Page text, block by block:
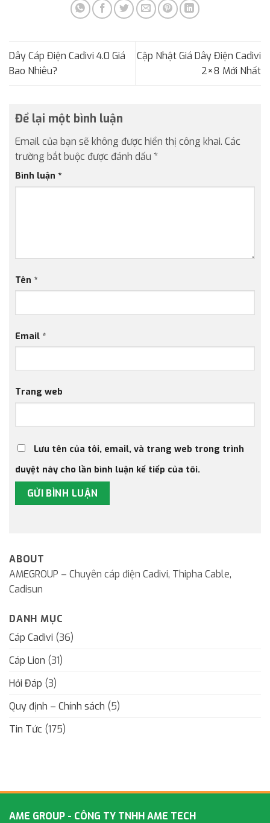
Dây Cáp Điện Cadivi 4.0 Giá
Bao Nhiêu?
Cập Nhật Giá Dây Điện Cadivi
2×8 Mới Nhất
Để lại một bình luận
Email của bạn sẽ không được hiển thị công khai. Các
trường bắt buộc được đánh dấu *
Bình luận *
Tên *
Email *
Trang web
Lưu tên của tôi, email, và trang web trong trình
duyệt này cho lần bình luận kế tiếp của tôi.
ABOUT
AMEGROUP – Chuyên cáp điện Cadivi, Thipha Cable,
Cadisun
DANH MỤC
Cáp Cadivi (36)
Cáp Lion (31)
Hỏi Đáp (3)
Quy định – Chính sách (5)
Tin Tức (175)
AME GROUP - CÔNG TY TNHH AME TECH